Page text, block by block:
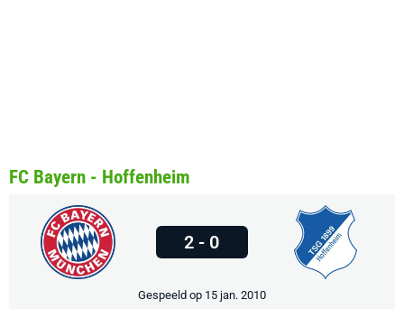
FC Bayern - Hoffenheim
2 - 0
Gespeeld op 15 jan. 2010